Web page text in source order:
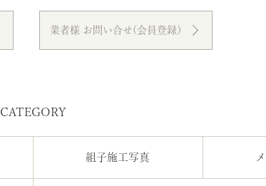
業者様 お問い合せ(会員登録）
CATEGORY
組子施工写真